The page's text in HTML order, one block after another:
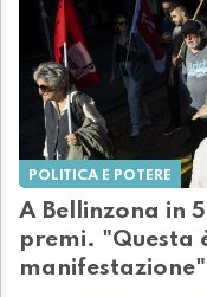
POLITICA E POTERE
A Bellinzona in
premi. "Questa
manifestazione"